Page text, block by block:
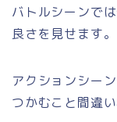
バトルシーンで
良さを見せます。
アクションシー
つかむこと間違い